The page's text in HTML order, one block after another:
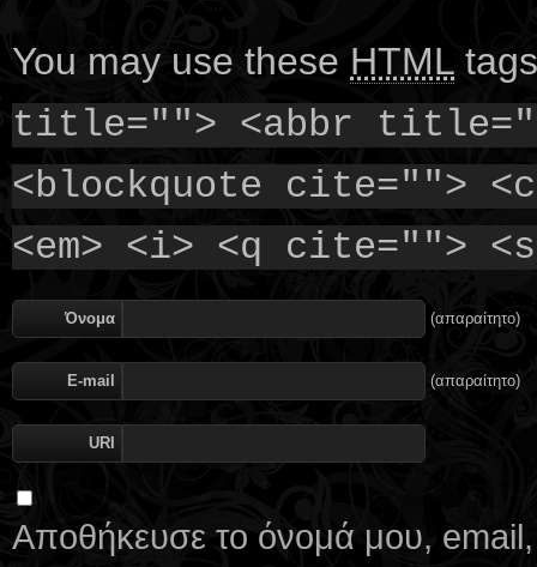
You may use these HTML
title=""> <abbr
<blockquote cite="">
<em> <i> <q cite="">
Όνομα (απαραίτητο)
E-mail (απαραίτητο)
URI
Αποθήκευσε το όνομά μου, email,